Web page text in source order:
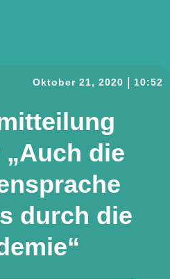
Oktober 21, 2020 10:52
die
durch die